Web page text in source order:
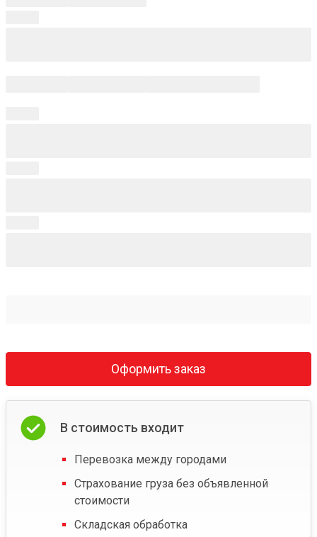
Оформить заказ
В стоимость входит
Перевозка между городами
Страхование груза без объявленной
стоимости
Складская обработка